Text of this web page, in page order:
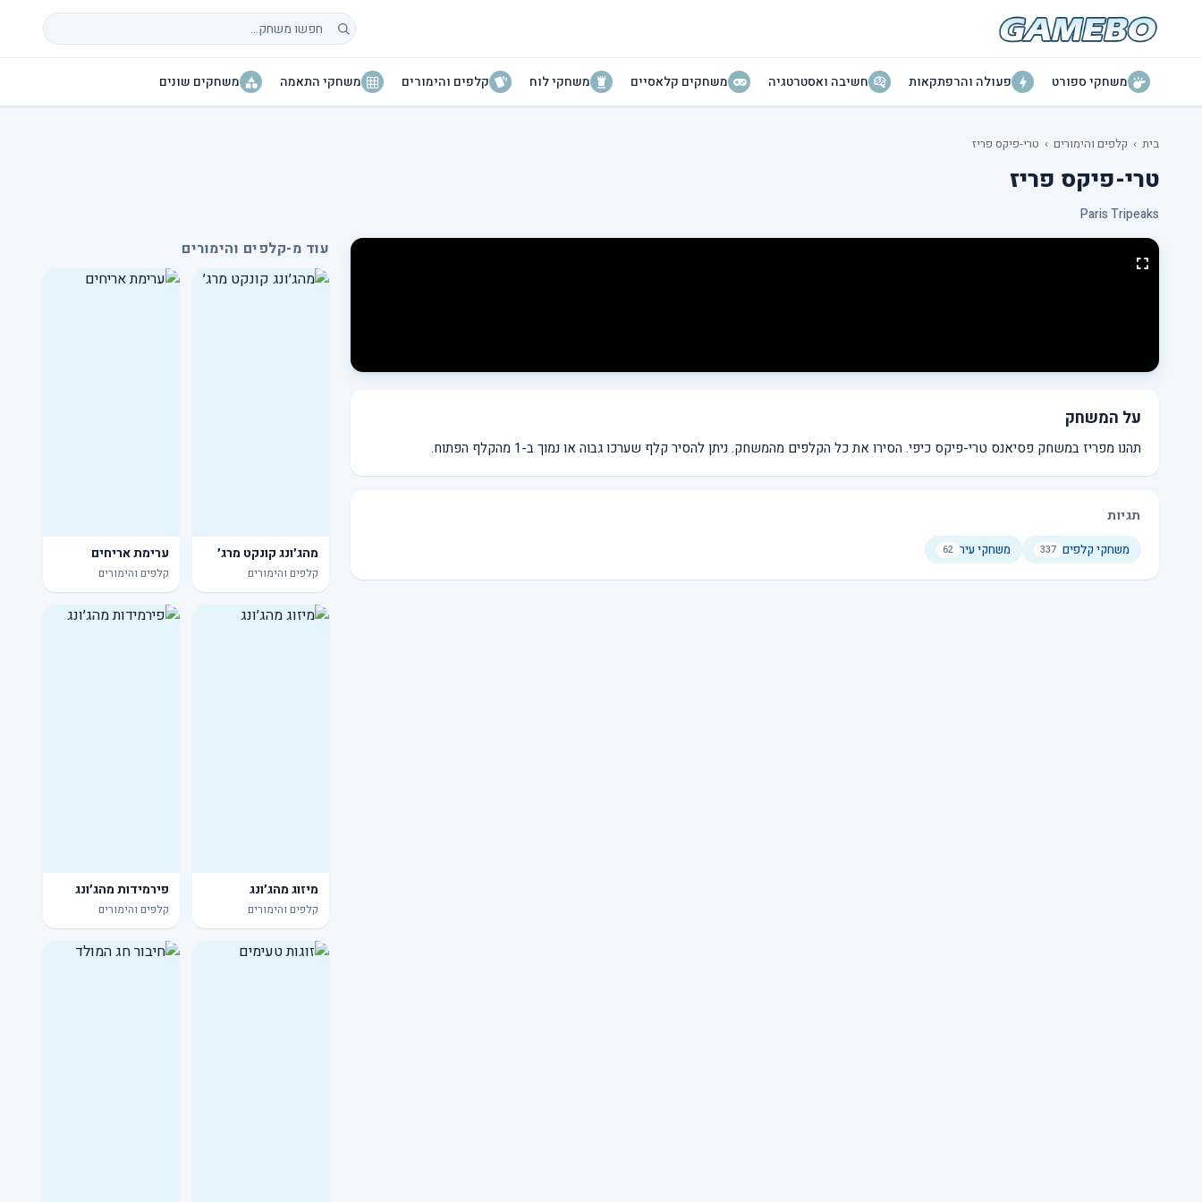
חיפוש משחקים
משחקי ספורט פעולה והרפתקאות חשיבה ואסטרטגיה משחקים קלאסיים משחקי לוח קלפים והימורים משחקי התאמה משחקים שונים
בית › קלפים והימורים › טרי-פיקס פריז
טרי-פיקס פריז
Paris Tripeaks
על המשחק
תהנו מפריז במשחק פסיאנס טרי-פיקס כיפי. הסירו את כל הקלפים מהמשחק. ניתן להסיר קלף שערכו גבוה או נמוך ב-1 מהקלף הפתוח.
תגיות
משחקי קלפים 337 משחקי עיר 62
עוד מ-קלפים והימורים
מהג׳ונג קונקט מרג׳
קלפים והימורים
ערימת אריחים
קלפים והימורים
מיזוג מהג׳ונג
קלפים והימורים
פירמידות מהג׳ונג
קלפים והימורים